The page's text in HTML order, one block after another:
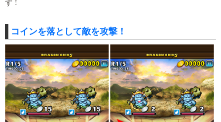
ず！
コインを落として敵を攻撃！